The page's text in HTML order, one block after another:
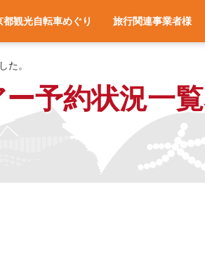
のアクセス
都観光自転車めぐり 旅行関連事業者様
旅行関連業者様向
た。
予約状況一覧